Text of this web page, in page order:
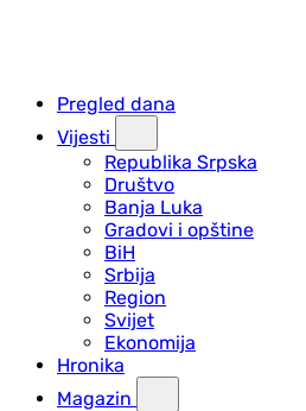
Pregled dana
Vijesti
Republika Srpska
Društvo
Banja Luka
Gradovi i opštine
BiH
Srbija
Region
Svijet
Ekonomija
Hronika
Magazin